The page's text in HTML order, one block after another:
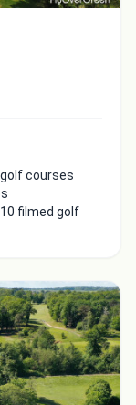
courses
filmed golf